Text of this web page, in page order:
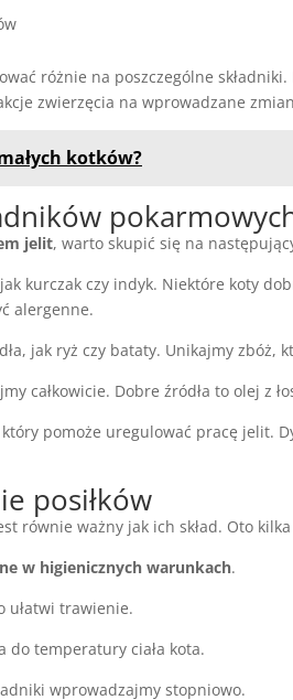
różnie na poszczególne
zwierzęcia na wprowadzane
kotków?
jelit, warto skupić się na
kurczak czy indyk. Niektóre koty
alergenne.
jak ryż czy bataty. Unikajmy zbóż,
całkowicie. Dobre źródła to olej z
pomoże uregulować pracę jelit.
posiłków
równie ważny jak ich skład. Oto
w higienicznych warunkach.
ułatwi trawienie.
temperatury ciała kota.
wprowadzajmy stopniowo.